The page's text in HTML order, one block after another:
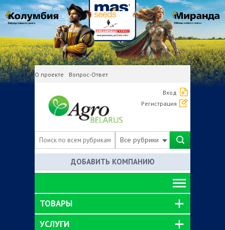
О проекте Вопрос-Ответ
Вход
Регистрация
Все рубрики
ДОБАВИТЬ КОМПАНИЮ
ТОВАРЫ
УСЛУГИ